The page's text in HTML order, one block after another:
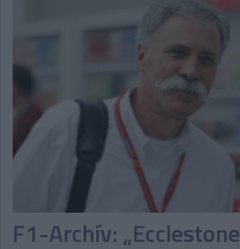
EGYÉB
TIPPJÁTÉK
DIGITÁLIS MAGAZIN
F1-Archív: „Ecclestone